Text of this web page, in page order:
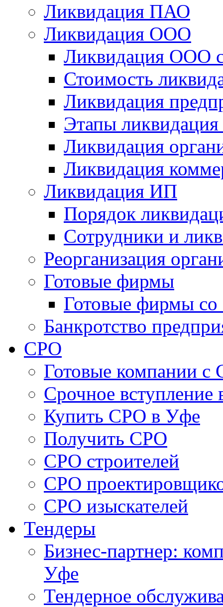
Ликвидация ПАО
Ликвидация ООО
Ликвидация ООО
Стоимость
Ликвидация
Этапы
Ликвидация
Ликвидация
Ликвидация ИП
Порядок
Сотрудники и
Реорганизация
Готовые фирмы
Готовые фирмы со
Банкротство
СРО
Готовые компании с
Cрочное
Купить СРО в Уфе
Получить СРО
СРО строителей
СРО
СРО изыскателей
Тендеры
Бизнес-партнер:
Уфе
Тендерное